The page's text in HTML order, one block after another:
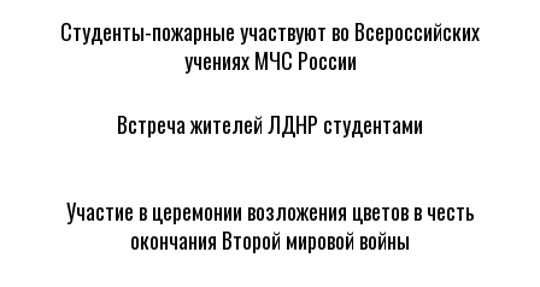
Студенты-пожарные участвуют во Всероссийских
учениях МЧС России
Встреча жителей ЛДНР студентами
Участие в церемонии возложения цветов в честь
окончания Второй мировой войны